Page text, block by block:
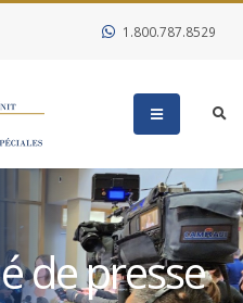
1.800.787.8529
de presse